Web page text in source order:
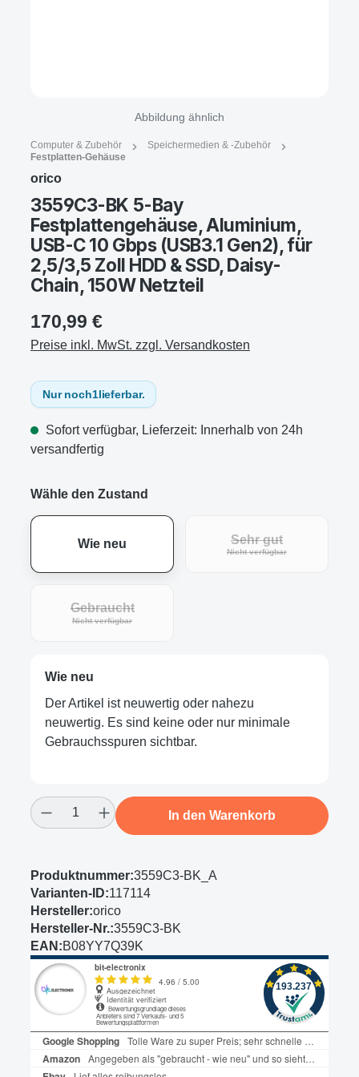
Abbildung ähnlich
Computer & Zubehör
Speichermedien & -Zubehör
Festplatten-Gehäuse
orico
3559C3-BK 5-Bay
Festplattengehäuse, Aluminium,
USB-C 10 Gbps (USB3.1 Gen2), für
2,5/3,5 Zoll HDD & SSD, Daisy-
Chain, 150W Netzteil
170,99 €
Preise inkl. MwSt. zzgl. Versandkosten
Nur noch1lieferbar.
Sofort verfügbar, Lieferzeit: Innerhalb von 24h
versandfertig
Wähle den Zustand
Wie neu Sehr gut
Nicht verfügbar(Diese Option ist
Gebraucht
Nicht verfügbar(Diese Option ist zurzeit nicht verfügbar.)
Wie neu
Der Artikel ist neuwertig oder nahezu
neuwertig. Es sind keine oder nur minimale
Gebrauchsspuren sichtbar.
Produkt Anzahl: Gib den gewünschten
In den Warenkorb
Produktnummer:3559C3-BK_A
Varianten-ID:117114
Hersteller:orico
Hersteller-Nr.:3559C3-BK
EAN:B08YY7Q39K